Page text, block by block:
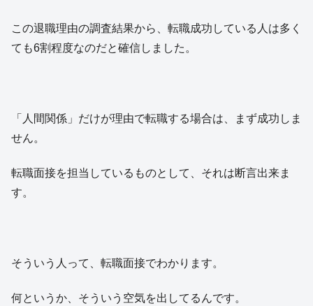
この退職理由の調査結果から、転職成功している人は多く
ても6割程度なのだと確信しました。
「人間関係」だけが理由で転職する場合は、まず成功しま
せん。
転職面接を担当しているものとして、それは断言出来ま
す。
そういう人って、転職面接でわかります。
何というか、そういう空気を出してるんです。